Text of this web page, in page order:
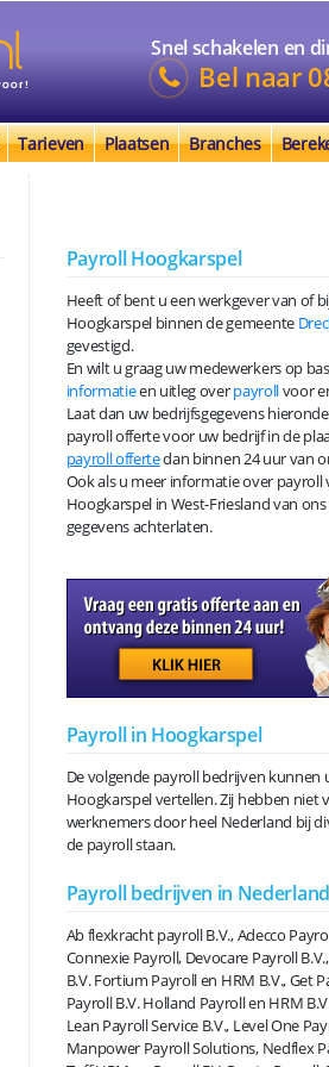
Snel schakelen en
Bel naar
Tarieven Plaatsen Branches
Payroll Hoogkarspel
Heeft of bent u een werkgever van of
Hoogkarspel binnen de gemeente
gevestigd.
En wilt u graag uw medewerkers op
informatieen uitleg overpayrollvoor
Laat dan uw bedrijfsgegevens
payroll offerte voor uw bedrijf in de
payroll offertedan binnen 24 uur van
Ook als u meer informatie over
Hoogkarspel in West-Friesland van
gegevens achterlaten.
Payroll in Hoogkarspel
De volgende payroll bedrijven kunnen
Hoogkarspel vertellen. Zij hebben niet
werknemers door heel Nederland bij
de payroll staan.
Payroll bedrijven in Nederland
Ab flexkracht payroll B.V., Adecco
Connexie Payroll, Devocare Payroll
B.V. Fortium Payroll en HRM B.V., Get
Payroll B.V. Holland Payroll en HRM
Lean Payroll Service B.V., Level One
Manpower Payroll Solutions, Nedflex